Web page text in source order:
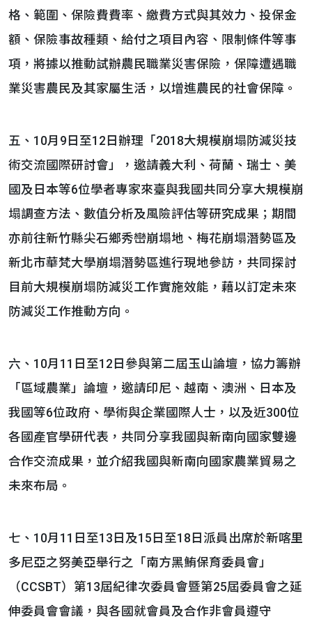
格、範圍、保險費費率、繳費方式與其效力、投保金
額、保險事故種類、給付之項目內容、限制條件等事
項，將據以推動試辦農民職業災害保險，保障遭遇職
業災害農民及其家屬生活，以增進農民的社會保障。
五、10月9日至12日辦理「2018大規模崩塌防減災技
術交流國際研討會」，邀請義大利、荷蘭、瑞士、美
國及日本等6位學者專家來臺與我國共同分享大規模崩
塌調查方法、數值分析及風險評估等研究成果；期間
亦前往新竹縣尖石鄉秀巒崩塌地、梅花崩塌潛勢區及
新北市華梵大學崩塌潛勢區進行現地參訪，共同探討
目前大規模崩塌防減災工作實施效能，藉以訂定未來
防減災工作推動方向。
六、10月11日至12日參與第二屆玉山論壇，協力籌辦
「區域農業」論壇，邀請印尼、越南、澳洲、日本及
我國等6位政府、學術與企業國際人士，以及近300位
各國產官學研代表，共同分享我國與新南向國家雙邊
合作交流成果，並介紹我國與新南向國家農業貿易之
未來布局。
七、10月11日至13日及15日至18日派員出席於新喀里
多尼亞之努美亞舉行之「南方黑鮪保育委員會」
（CCSBT）第13屆紀律次委員會暨第25屆委員會之延
伸委員會會議，與各國就會員及合作非會員遵守